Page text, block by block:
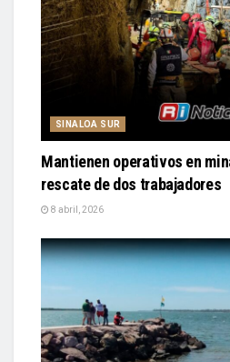
SINALOA SUR
Mantienen operativos en
rescate de dos trabajadores
8 abril, 2026